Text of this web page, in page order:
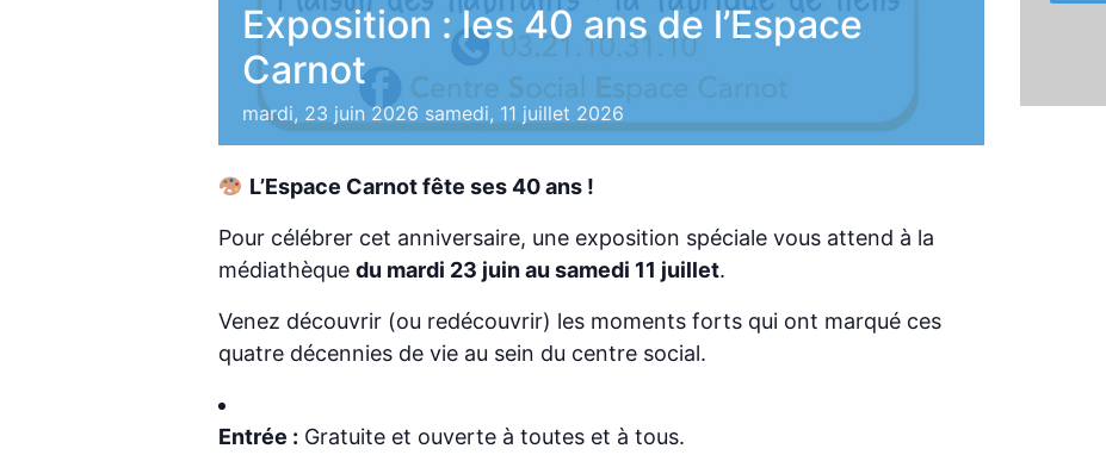
Exposition : les 40 ans de l’Espace
Carnot
mardi, 23 juin 2026 samedi, 11 juillet 2026
L’Espace Carnot fête ses 40 ans !
Pour célébrer cet anniversaire, une exposition spéciale vous attend à la
médiathèque du mardi 23 juin au samedi 11 juillet.
Venez découvrir (ou redécouvrir) les moments forts qui ont marqué ces
quatre décennies de vie au sein du centre social.
Entrée : Gratuite et ouverte à toutes et à tous.